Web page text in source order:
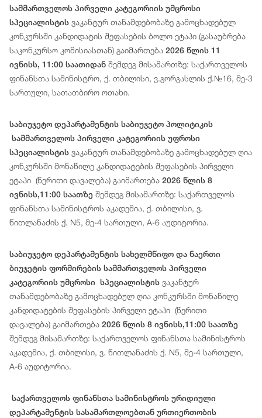
სამმართველოს პირველი კატეგორიის უმცროსი
სპეციალისტის ვაკანტურ თანამდებობაზე გამოცხადებულ
კონკურსში კანდიდატის შეფასების ბოლო ეტაპი (გასაუბრება
საკონკურსო კომისიასთან) გაიმართება 2026 წლის 11
ივნისს, 11:00 საათიდან შემდეგ მისამართზე: საქართველოს
ფინანსთა სამინისტრო, ქ. თბილისი, ვ.გორგასლის ქ.№16, მე-3
სართული, სათათბირო ოთახი.
საბიუჯეტო დეპარტამენტის საბიუჯეტო პოლიტიკის
სამმართველოს პირველი კატეგორიის უფროსი
სპეციალისტის ვაკანტურ თანამდებობაზე გამოცხადებულ ღია
კონკურსში მონაწილე კანდიდატების შეფასების პირველი
ეტაპი (წერითი დავალება) გაიმართება 2026 წლის 8
ივნისს,11:00 საათზე შემდეგ მისამართზე: საქართველოს
ფინანსთა სამინისტროს აკადემია, ქ. თბილისი, ვ.
წითლანაძის ქ. N5, მე-4 სართული, A-6 აუდიტორია.
საბიუჯეტო დეპარტამენტის სახელმწიფო და ნაერთი
ბიუჯეტის ფორმირების სამმართველოს პირველი
კატეგორიის უმცროსი სპეციალისტის ვაკანტურ
თანამდებობაზე გამოცხადებულ ღია კონკურსში მონაწილე
კანდიდატების შეფასების პირველი ეტაპი (წერითი
დავალება) გაიმართება 2026 წლის 8 ივნისს,11:00 საათზე
შემდეგ მისამართზე: საქართველოს ფინანსთა სამინისტროს
აკადემია, ქ. თბილისი, ვ. წითლანაძის ქ. N5, მე-4 სართული,
A-6 აუდიტორია.
საქართველოს ფინანსთა სამინისტროს ურიდიული
დეპარტამენტის სასამართლოებთან ურთიერთობის